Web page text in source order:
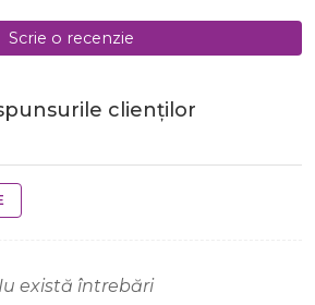
Scrie o recenzie
clienților
există întrebări